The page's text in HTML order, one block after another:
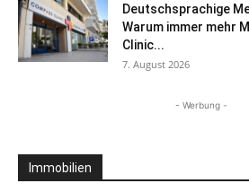
Deutschsprachige
Warum immer mehr
Clinic...
7. August 2026
- Werbung -
Immobilien